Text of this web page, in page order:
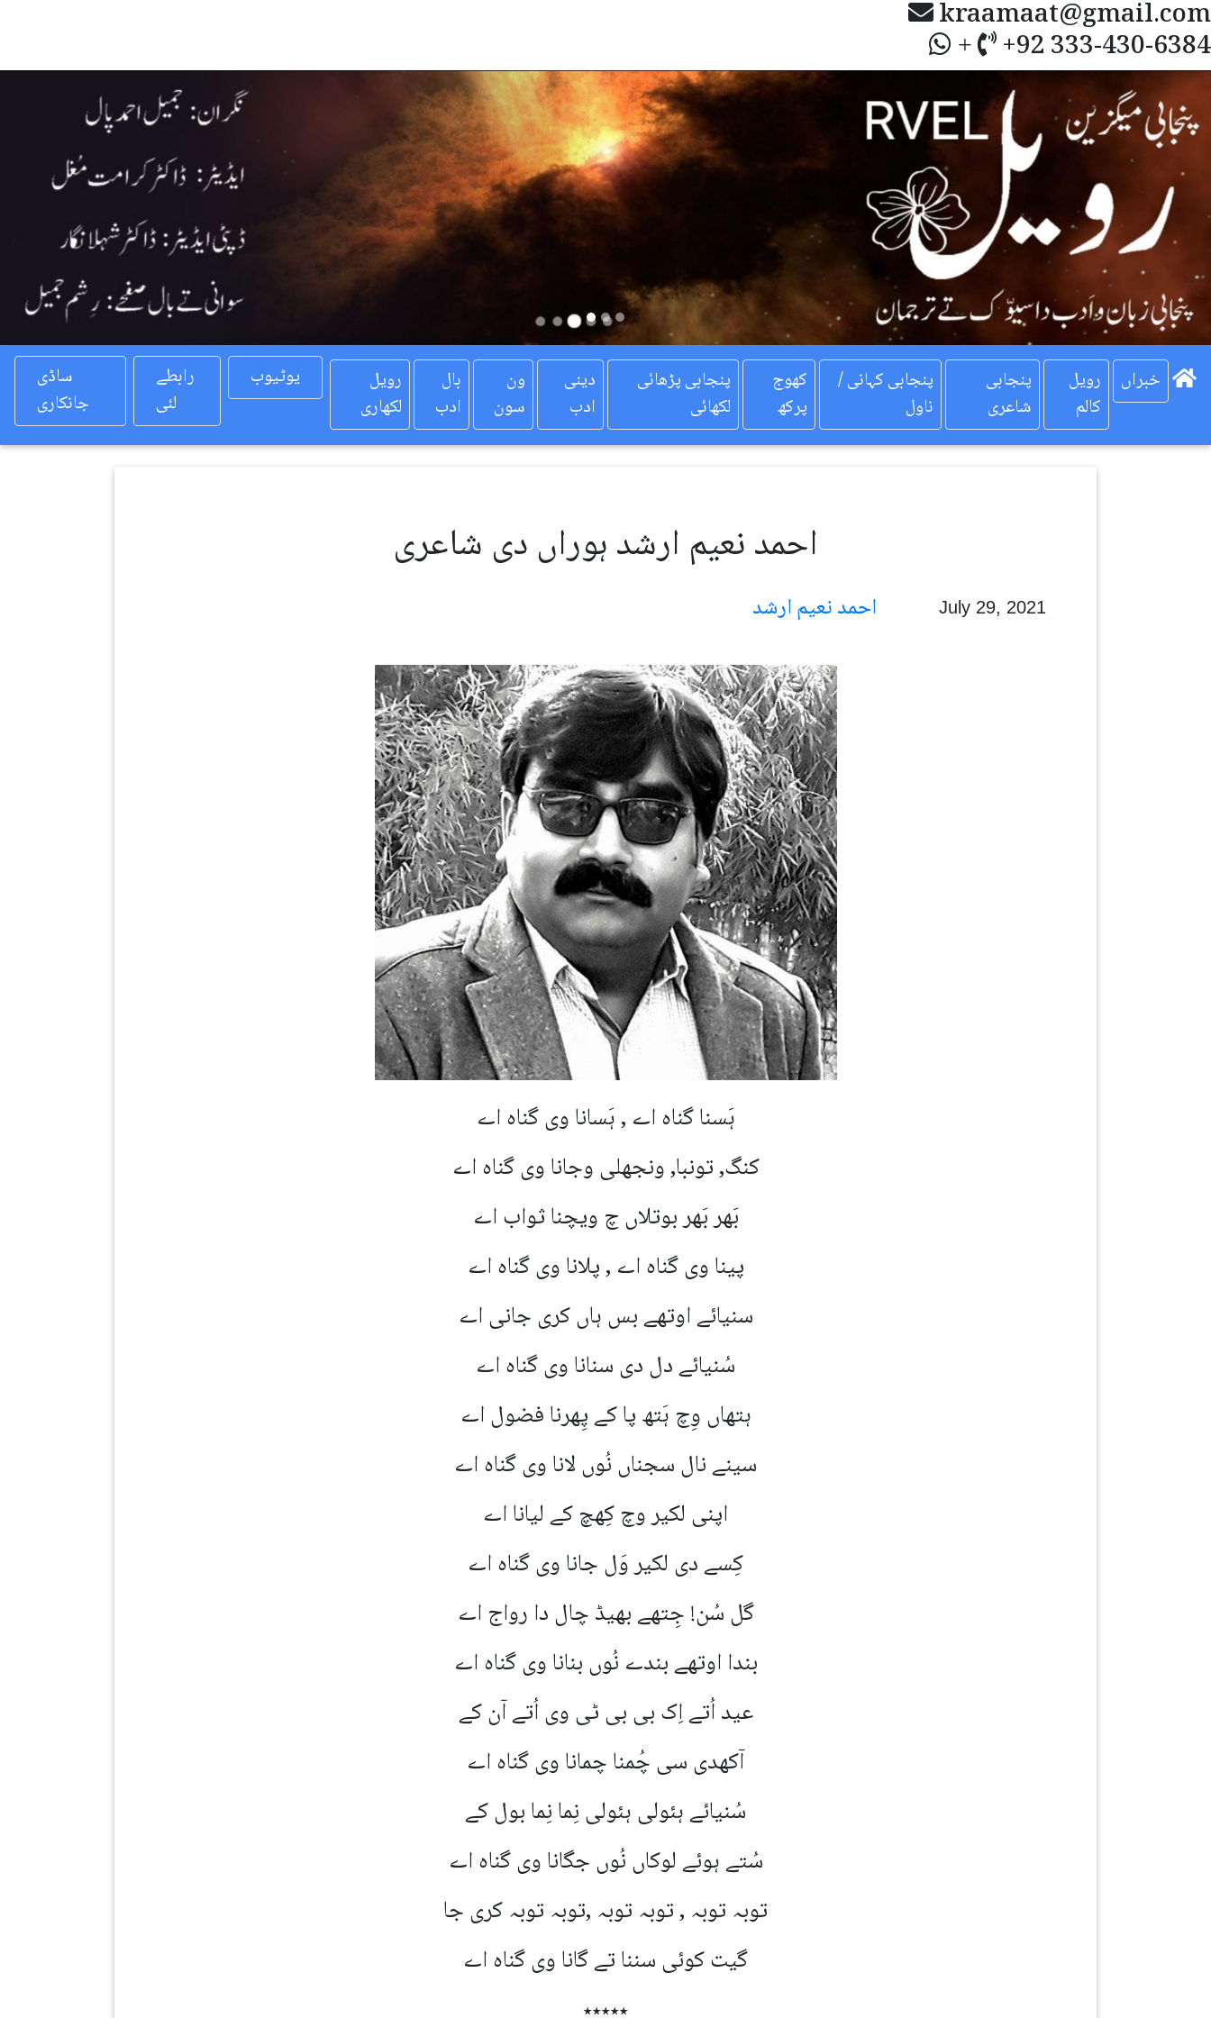
kraamaat@gmail.com
+ +92 333-430-6384
Previous
ساڈی
جانکاری
رابطے
لئی
یوٹیوب
رویل
لکھاری
بال
ادب
ون
سون
دینی
ادب
پنجابی پڑھائی
لکھائی
کھوج
پرکھ
پنجابی کہانی /
ناول
پنجابی
شاعری
رویل
کالم
خبراں
احمد نعیم ارشد ہوراں دی شاعری
July 29, 2021
ہَسنا گناہ اے , ہَسانا وی گناہ اے
کنگ, تونبا, ونجھلی وجانا وی گناہ اے
بَھر بَھر بوتلاں چ ویچنا ثواب اے
پینا وی گناہ اے , پلانا وی گناہ اے
سنیائے اوتھے بس ہاں کری جانی اے
سُنیائے دل دی سنانا وی گناہ اے
ہتھاں وِچ ہَتھ پا کے پِھرنا فضول اے
سینے نال سجناں نُوں لانا وی گناہ اے
اپنی لکیر وچ کِھچ کے لیانا اے
کِسے دی لکیر وَل جانا وی گناہ اے
گل سُن! جِتھے بھیڈ چال دا رواج اے
بندا اوتھے بندے نُوں بنانا وی گناہ اے
عید اُتے اِک بی بی ٹی وی اُتے آن کے
آکھدی سی چُمنا چمانا وی گناہ اے
سُنیائے ہئولی ہئولی نِما نِما بول کے
سُتے ہوئے لوکاں نُوں جگانا وی گناہ اے
توبہ توبہ , توبہ توبہ ,توبہ توبہ کری جا
گیت کوئی سننا تے گانا وی گناہ اے